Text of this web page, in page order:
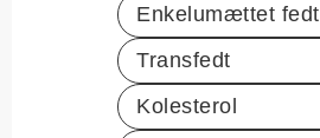
Enkelumættet fedt
Transfedt
Kolesterol